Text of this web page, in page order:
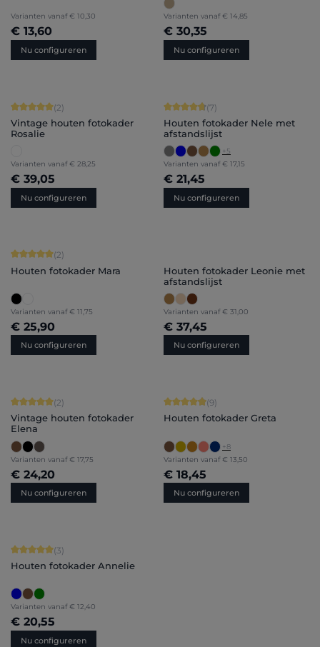
Varianten vanaf € 10,30
€ 13,60
Nu configureren
Varianten vanaf € 14,85
€ 30,35
Nu configureren
Gemiddelde score van 5 op 5 sterren
(2)
Vintage houten fotokader
Rosalie
Varianten vanaf € 28,25
€ 39,05
Nu configureren
Gemiddelde score van 4.71 op 5
(7)
Houten fotokader Nele met
afstandslijst
+5
Varianten vanaf € 17,15
€ 21,45
Nu configureren
Gemiddelde score van 5 op 5 sterren
(2)
Houten fotokader Mara
Varianten vanaf € 11,75
€ 25,90
Nu configureren
Houten fotokader Leonie met
afstandslijst
Varianten vanaf € 31,00
€ 37,45
Nu configureren
Gemiddelde score van 5 op 5 sterren
(2)
Vintage houten fotokader
Elena
Varianten vanaf € 17,75
€ 24,20
Nu configureren
Gemiddelde score van 4.89 op 5
(9)
Houten fotokader Greta
+8
Varianten vanaf € 13,50
€ 18,45
Nu configureren
Gemiddelde score van 5 op 5 sterren
(3)
Houten fotokader Annelie
Varianten vanaf € 12,40
€ 20,55
Nu configureren